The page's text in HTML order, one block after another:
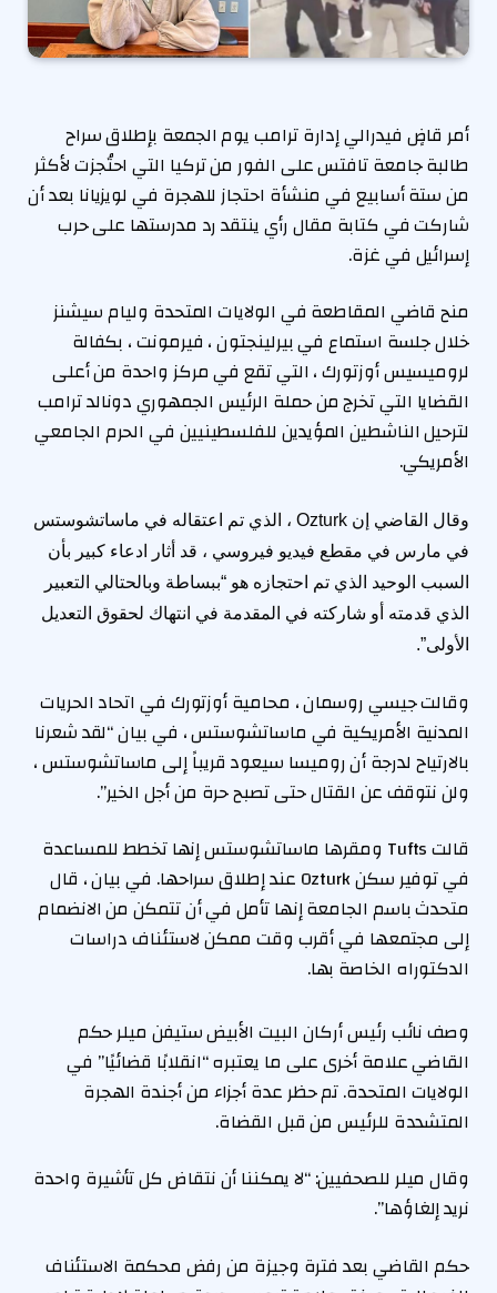
أمر قاضٍ فيدرالي إدارة ترامب يوم الجمعة بإطلاق سراح
طالبة جامعة تافتس على الفور من تركيا التي احتُجزت لأكثر
من ستة أسابيع في منشأة احتجاز للهجرة في لويزيانا بعد أن
شاركت في كتابة مقال رأي ينتقد رد مدرستها على حرب
إسرائيل في غزة.
منح قاضي المقاطعة في الولايات المتحدة وليام سيشنز
خلال جلسة استماع في بيرلينجتون ، فيرمونت ، بكفالة
لروميسيس أوزتورك ، التي تقع في مركز واحدة من أعلى
القضايا التي تخرج من حملة الرئيس الجمهوري دونالد ترامب
لترحيل الناشطين المؤيدين للفلسطينيين في الحرم الجامعي
الأمريكي.
وقال القاضي إن Ozturk ، الذي تم اعتقاله في ماساتشوستس
في مارس في مقطع فيديو فيروسي ، قد أثار ادعاء كبير بأن
السبب الوحيد الذي تم احتجازه هو “ببساطة وبالحتالي التعبير
الذي قدمته أو شاركته في المقدمة في انتهاك لحقوق التعديل
الأولى”.
وقالت جيسي روسمان ، محامية أوزتورك في اتحاد الحريات
المدنية الأمريكية في ماساتشوستس ، في بيان “لقد شعرنا
بالارتياح لدرجة أن روميسا سيعود قريباً إلى ماساتشوستس ،
ولن نتوقف عن القتال حتى تصبح حرة من أجل الخير”.
قالت Tufts ومقرها ماساتشوستس إنها تخطط للمساعدة
في توفير سكن Ozturk عند إطلاق سراحها. في بيان ، قال
متحدث باسم الجامعة إنها تأمل في أن تتمكن من الانضمام
إلى مجتمعها في أقرب وقت ممكن لاستئناف دراسات
الدكتوراه الخاصة بها.
وصف نائب رئيس أركان البيت الأبيض ستيفن ميلر حكم
القاضي علامة أخرى على ما يعتبره “انقلابًا قضائيًا” في
الولايات المتحدة. تم حظر عدة أجزاء من أجندة الهجرة
المتشددة للرئيس من قبل القضاة.
وقال ميلر للصحفيين: “لا يمكننا أن نتقاض كل تأشيرة واحدة
نريد إلغاؤها”.
حكم القاضي بعد فترة وجيزة من رفض محكمة الاستئناف